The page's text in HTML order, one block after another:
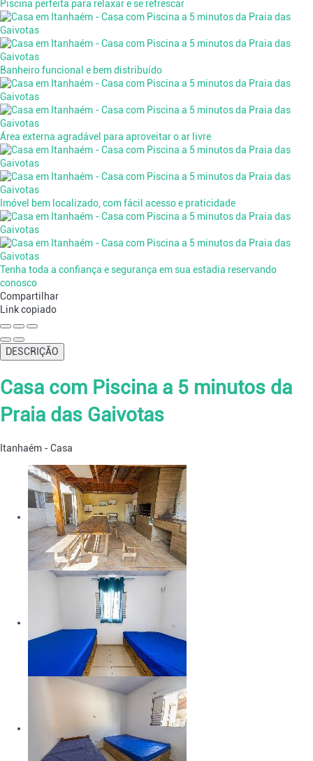
Piscina perfeita para relaxar e se refrescar
Banheiro funcional e bem distribuído
Área externa agradável para aproveitar o ar livre
Imóvel bem localizado, com fácil acesso e praticidade
Tenha toda a confiança e segurança em sua estadia reservando
conosco
Compartilhar
Link copiado
DESCRIÇÃO
Casa com Piscina a 5 minutos da
Praia das Gaivotas
Itanhaém -Casa